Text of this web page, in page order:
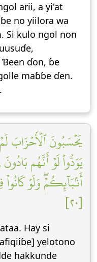
arii, a yi'at
no yiilora wa
Si kulo ngol non
ɗon, ɓe
maɓɓe ɗen.
يَحۡسَبُونَ ٱلۡأَحۡزَابَ
يَوَدُّواْ لَوۡ أَنَّهُم
أَنۢبَآئِكُمۡۖ وَلَوۡ
[٢٠]
Hay si
yelotono
hakkunde